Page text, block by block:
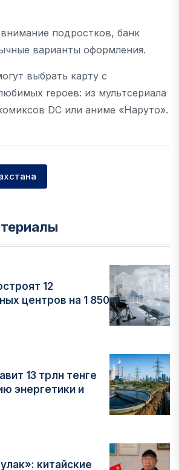
подростков, банк
варианты оформления.
выбрать карту с
героев: из мультсериала
DC или аниме «Наруто».
12
центров на 1 850
13 трлн тенге
энергетики и
китайские